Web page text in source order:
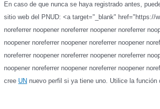
En caso de que nunca se haya registrado antes,
sitio web del PNUD: <a target="_blank" href="https://
noreferrer noopener noreferrer noopener noreferrer
noopener noreferrer noopener noreferrer noopener
noreferrer noopener noreferrer noopener noreferrer
noopener noreferrer noopener noreferrer noopener
cree UN nuevo perfil si ya tiene uno. Utilice la función